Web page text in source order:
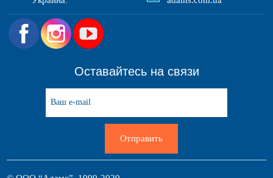
.
Оставайтесь на связи
Отправить